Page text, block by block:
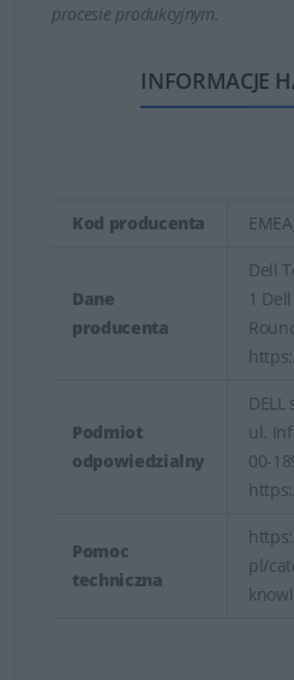
procesie produkcyjnym.
INFORMACJE
Kod producenta
Dane
producenta
Dell
1
Podmiot
odpowiedzialny
DELL
ul.
00-
Pomoc
techniczna
pl/